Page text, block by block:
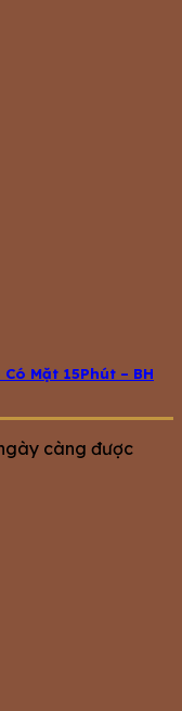
Mặt 15Phút – BH
càng được